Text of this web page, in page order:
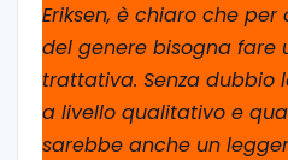
Eriksen, è chiaro che
del genere bisogna fare
trattativa. Senza dubbio
a livello qualitativo e
sarebbe anche un